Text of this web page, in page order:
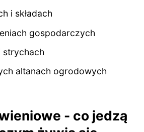
i składach
gospodarczych
strychach
altanach ogrodowych
- co jedzą